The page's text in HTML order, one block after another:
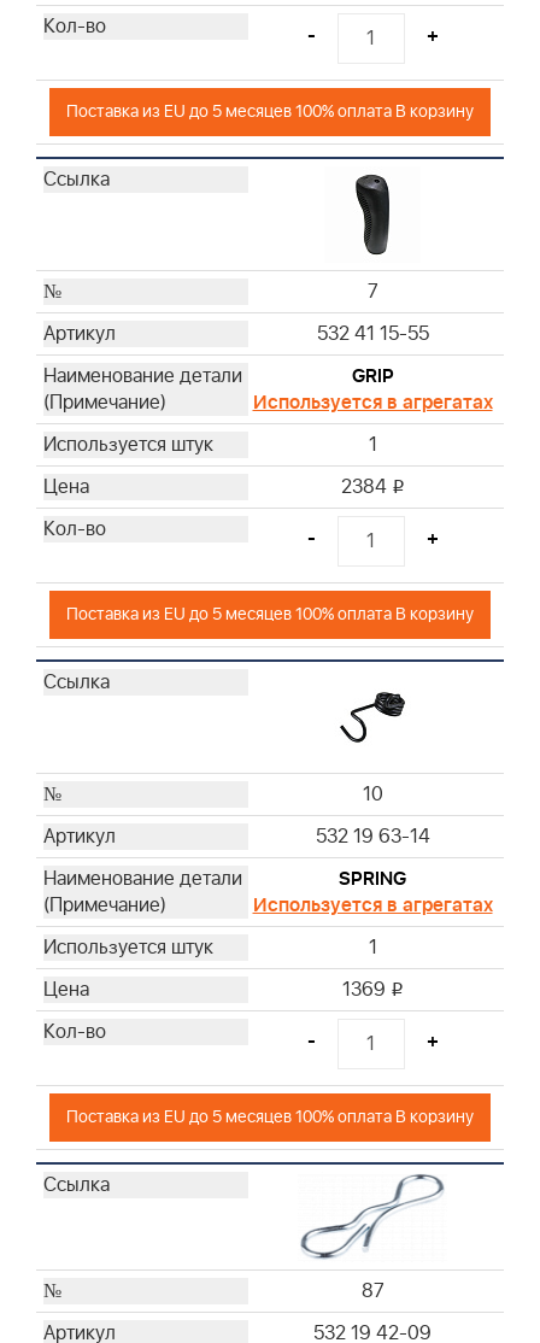
- +
Поставка из EU до 5 месяцев 100% оплата В корзину
7
532 41 15-55
GRIP
Используется в агрегатах
1
2384 i
- +
Поставка из EU до 5 месяцев 100% оплата В корзину
10
532 19 63-14
SPRING
Используется в агрегатах
1
1369 i
- +
Поставка из EU до 5 месяцев 100% оплата В корзину
87
532 19 42-09